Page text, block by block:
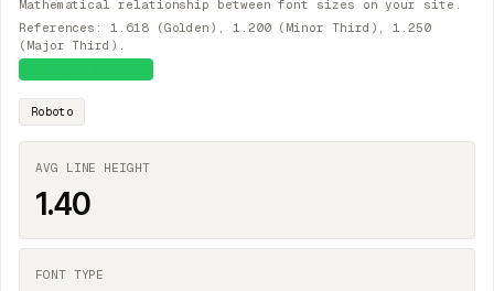
Mathematical relationship between font sizes on your site.
References: 1.618 (Golden), 1.200 (Minor Third), 1.250
(Major Third).
Roboto
AVG LINE HEIGHT
1.40
FONT TYPE